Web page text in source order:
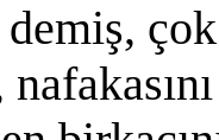
demiş,